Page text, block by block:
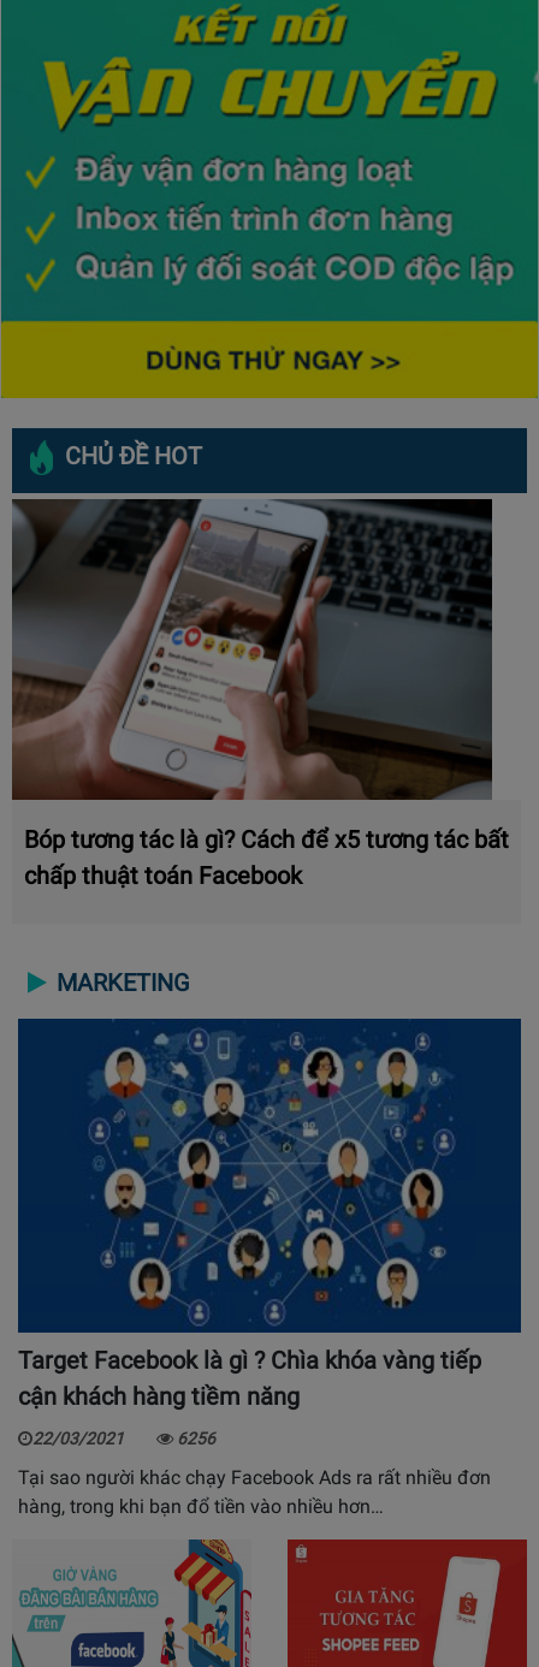
CHỦ ĐỀ HOT
Bóp tương tác là gì? Cách để x5 tương tác bất
chấp thuật toán Facebook
MARKETING
Target Facebook là gì ? Chìa khóa vàng tiếp
cận khách hàng tiềm năng
22/03/2021 6256
Tại sao người khác chạy Facebook Ads ra rất nhiều đơn
hàng, trong khi bạn đổ tiền vào nhiều hơn…